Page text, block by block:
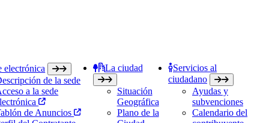
electrónica
de la sede
a la sede
de Anuncios
La ciudad
Situación
Geográfica
Plano de la
Servicios al
ciudadano
Ayudas y
subvenciones
Calendario del